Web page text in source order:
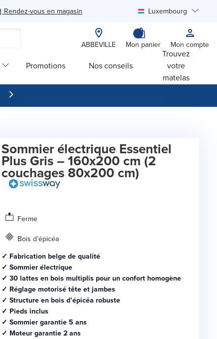
Rendez-vous en magasin Luxembourg
ABBEVILLE Mon panier Mon compte
Promotions Nos conseils
Trouvez
votre
matelas
Sommier électrique Essentiel
Plus Gris – 160x200 cm (2
couchages 80x200 cm)
Ferme
Bois d’épicéa
✓ Fabrication belge de qualité
✓ Sommier électrique
✓ 30 lattes en bois multiplis pour un confort homogène
✓ Réglage motorisé tête et jambes
✓ Structure en bois d’épicéa robuste
✓ Pieds inclus
✓ Sommier garantie 5 ans
✓ Moteur garantie 2 ans